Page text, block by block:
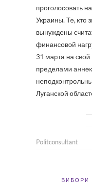
проголосовать
Украины. Те, кто
вынуждены
финансовой
31 марта на свой
пределами
Луганской
Politconsultant
ВИБОРИ